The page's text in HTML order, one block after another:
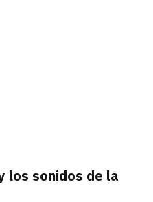
los sonidos de la